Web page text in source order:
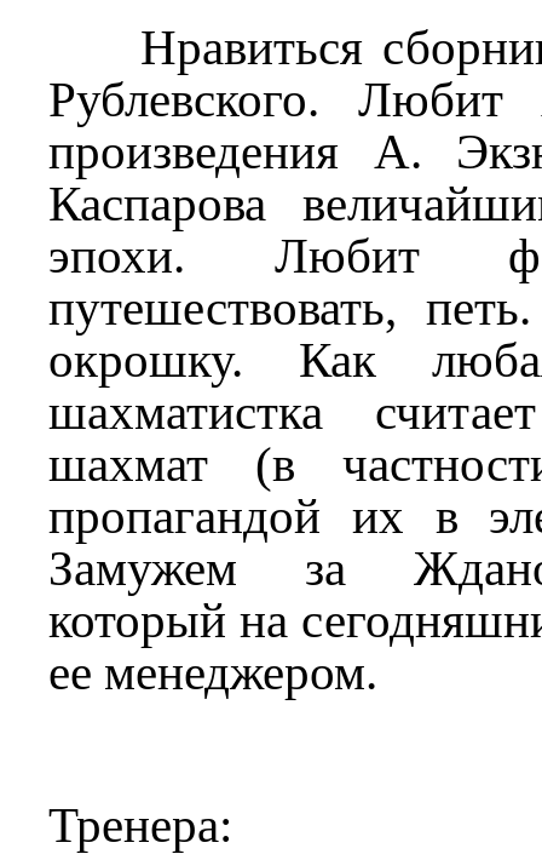
Нравиться
Рублевского. Любит
произведения А.
Каспарова
эпохи. Любит
путешествовать,
окрошку. Как
шахматистка
шахмат (в
пропагандой их в
Замужем за
который на
ее менеджером.
Тренера: